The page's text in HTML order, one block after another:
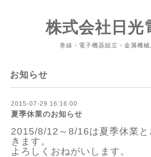
株式会社日光
巻線・電子機器組立・金属機械
お知らせ
2015-07-29 16:16:00
夏季休業のお知らせ
2015/8/12～8/16は夏季休業と
きます。
よろしくおねがいします。